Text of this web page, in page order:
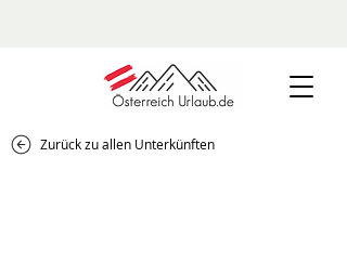
Zurück zu allen Unterkünften